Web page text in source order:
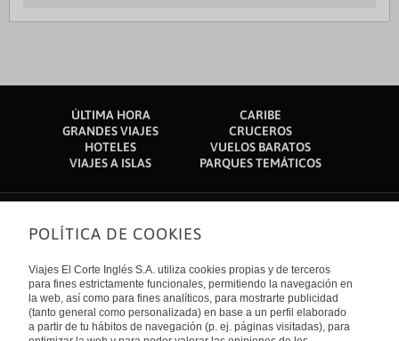
ÚLTIMA HORA
CARIBE
GRANDES VIAJES
CRUCEROS
HOTELES
VUELOS BARATOS
VIAJES A ISLAS
PARQUES TEMÁTICOS
Sobre nosotros
Quiénes somos
Financiación
Sostenibilidad
Turismo accesible
Tarjeta El Corte Inglés
Trabaja con nosotros
Enlaces de interés
Guías de viaje
Catálogos
Internacional
POLÍTICA DE COOKIES
Viajes El Corte Inglés S.A. utiliza cookies propias y de terceros
para fines estrictamente funcionales, permitiendo la navegación en
la web, así como para fines analíticos, para mostrarte publicidad
(tanto general como personalizada) en base a un perfil elaborado
a partir de tu hábitos de navegación (p. ej. páginas visitadas), para